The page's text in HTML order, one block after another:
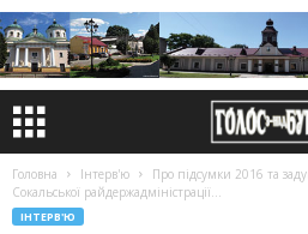
Головна Інтерв'ю
Про підсумки 2016 та
Сокальської райдержадміністрації...
ІНТЕРВ'Ю